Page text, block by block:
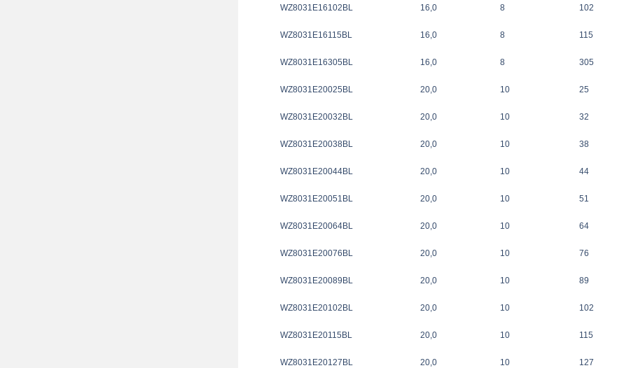
WZ8031E16102BL 16,0 8 102
WZ8031E16115BL 16,0 8 115
WZ8031E16305BL 16,0 8 305
WZ8031E20025BL 20,0 10 25
WZ8031E20032BL 20,0 10 32
WZ8031E20038BL 20,0 10 38
WZ8031E20044BL 20,0 10 44
WZ8031E20051BL 20,0 10 51
WZ8031E20064BL 20,0 10 64
WZ8031E20076BL 20,0 10 76
WZ8031E20089BL 20,0 10 89
WZ8031E20102BL 20,0 10 102
WZ8031E20115BL 20,0 10 115
WZ8031E20127BL 20,0 10 127